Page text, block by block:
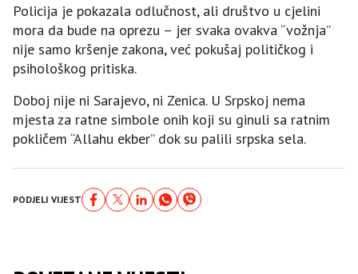
Policija je pokazala odlučnost, ali društvo u cjelini
mora da bude na oprezu – jer svaka ovakva “vožnja”
nije samo kršenje zakona, već pokušaj političkog i
psihološkog pritiska.
Doboj nije ni Sarajevo, ni Zenica. U Srpskoj nema
mjesta za ratne simbole onih koji su ginuli sa ratnim
pokličem “Allahu ekber” dok su palili srpska sela.
PODJELI VIJEST